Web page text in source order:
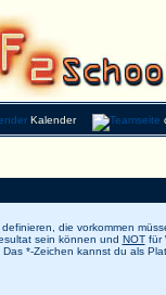
Kalender
die vorkommen
sein können und NOTfür
*-Zeichen kannst du als